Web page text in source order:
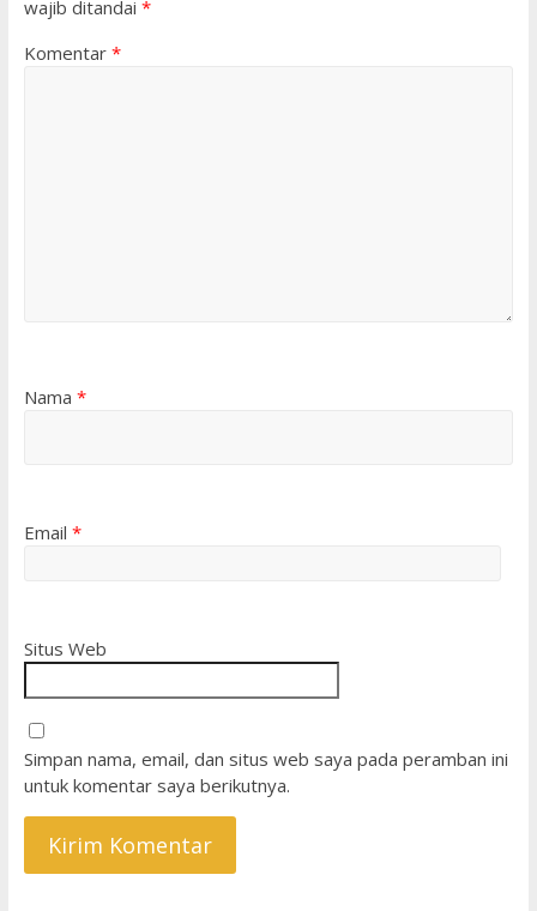
wajib ditandai *
Komentar *
Nama *
Email *
Situs Web
Simpan nama, email, dan situs web saya pada peramban ini
untuk komentar saya berikutnya.